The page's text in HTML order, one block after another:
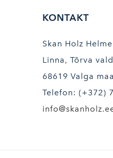
KONTAKT
Skan Holz Helme
Linna, Tõrva vald
68619 Valga
Telefon: (+372)